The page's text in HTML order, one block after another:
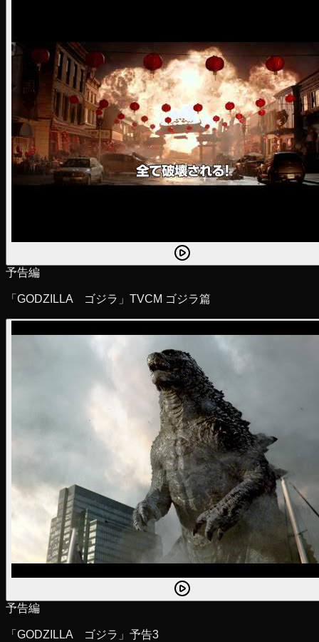
予告編
「GODZILLA ゴジラ」TVCM ゴジラ篇
予告編
「GODZILLA ゴジラ」予告3